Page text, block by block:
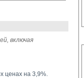
включая
ценах на 3,9%.